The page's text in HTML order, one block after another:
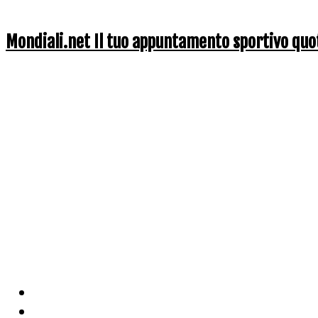
Mondiali.net Il tuo appuntamento sportivo